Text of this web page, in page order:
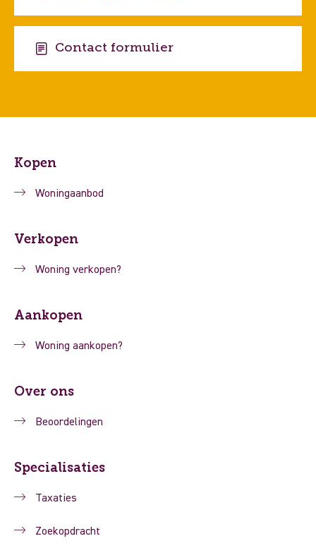
Contact formulier
Kopen
Woningaanbod
Verkopen
Woning verkopen?
Aankopen
Woning aankopen?
Over ons
Beoordelingen
Specialisaties
Taxaties
Zoekopdracht